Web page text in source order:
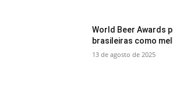
World Beer Awards
brasileiras como
13 de agosto de 2025